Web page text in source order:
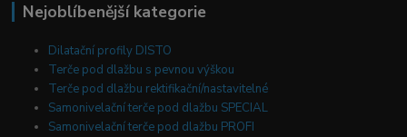
Nejoblíbenější kategorie
Dilatační profily DISTO
Terče pod dlažbu s pevnou výškou
Terče pod dlažbu rektifikační/nastavitelné
Samonivelační terče pod dlažbu SPECIAL
Samonivelační terče pod dlažbu PROFI